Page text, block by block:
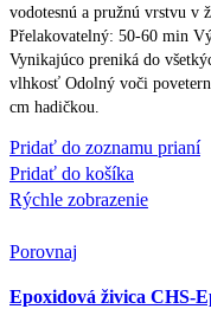
vodotesnú a pružnú vrstvu v
Přelakovatelný: 50-60 min
Vynikajúco preniká do
vlhkosť Odolný voči
cm hadičkou.
Pridať do zoznamu prianí
Pridať do košíka
Rýchle zobrazenie
Porovnaj
Epoxidová živica CHS-